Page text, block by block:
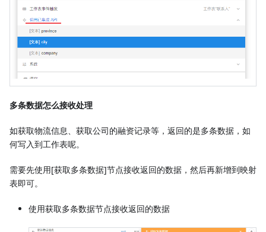
多条数据怎么接收处理
如获取物流信息、获取公司的融资记录等，返回的是多条数据，如
何写入到工作表呢。
需要先使用[获取多条数据]节点接收返回的数据，然后再新增到映射
表即可。
使用获取多条数据节点接收返回的数据